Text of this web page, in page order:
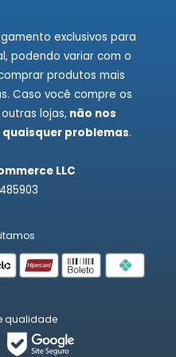
exclusivos para
podendo variar com o
produtos mais
Caso você compre os
lojas, não nos
problemas.
LLC
qualidade